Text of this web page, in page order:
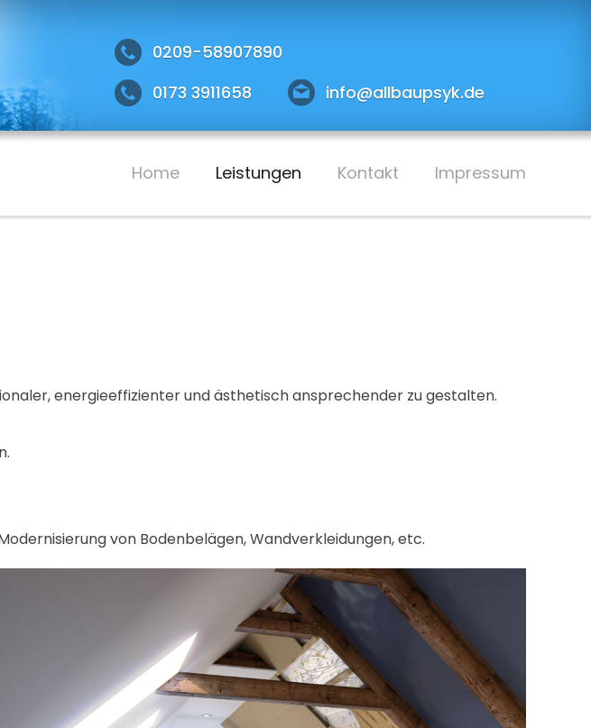
0209-58907890
0173 3911658
info@allbaupsyk.de
Home Leistungen Kontakt Impressum
energieeffizienter und ästhetisch ansprechender zu gestalten.
von Bodenbelägen, Wandverkleidungen, etc.